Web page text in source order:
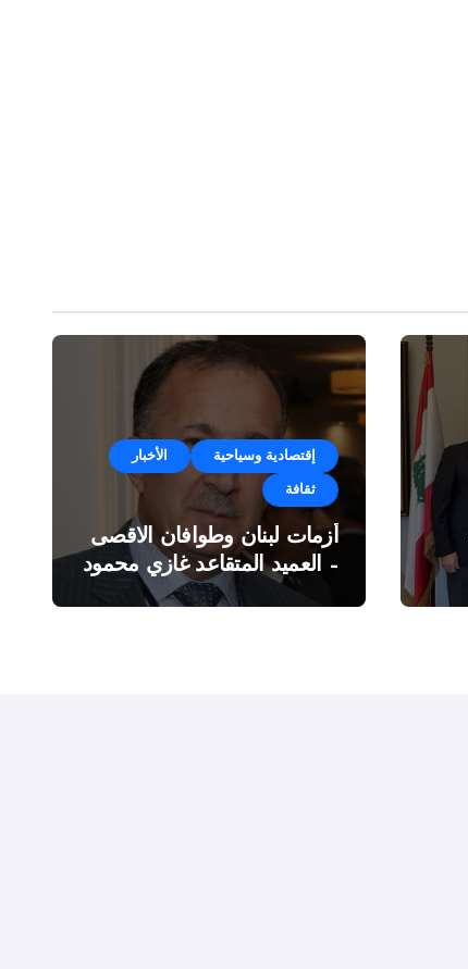
إقتصادية وسياحية الأخبار
ثقافة
أزمات لبنان وطوافان الاقصى
– العميد المتقاعد غازي محمود